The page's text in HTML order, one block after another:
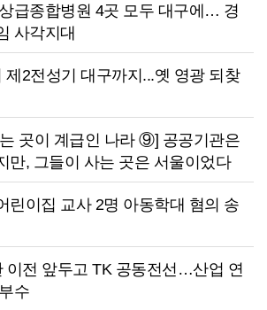
급종합병원 4곳 모두 대구에… 경
사각지대
제2전성기 대구까지...옛 영광 되찾
곳이 계급인 나라 ⑨] 공공기관은
만, 그들이 사는 곳은 서울이었다
린이집 교사 2명 아동학대 혐의 송
이전 앞두고 TK 공동전선…산업 연
수